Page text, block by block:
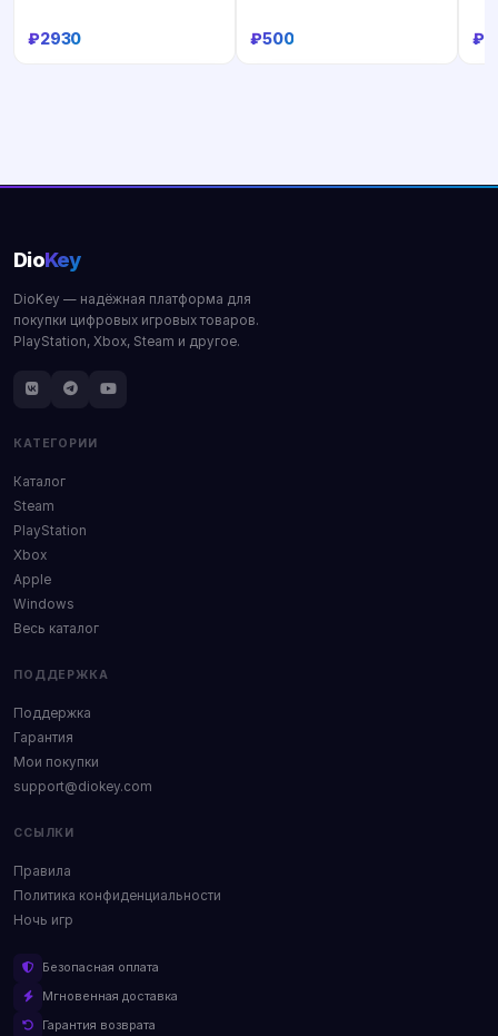
₽2930 ₽500
DioKey
DioKey — надёжная платформа для
покупки цифровых игровых товаров.
PlayStation, Xbox, Steam и другое.
КАТЕГОРИИ
Каталог
Steam
PlayStation
Xbox
Apple
Windows
Весь каталог
ПОДДЕРЖКА
Поддержка
Гарантия
Мои покупки
support@diokey.com
ССЫЛКИ
Правила
Политика конфиденциальности
Ночь игр
Безопасная оплата
Мгновенная доставка
Гарантия возврата